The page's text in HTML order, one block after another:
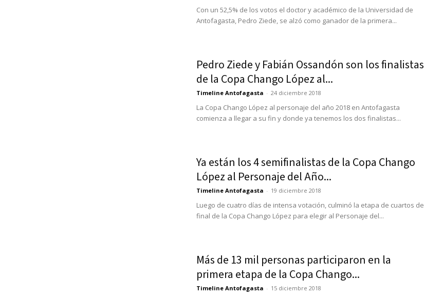
Con un 52,5% de los votos el doctor y académico de la Universidad de
Antofagasta, Pedro Ziede, se alzó como ganador de la primera...
Pedro Ziede y Fabián Ossandón son los finalistas
de la Copa Chango López al...
Timeline Antofagasta - 24 diciembre 2018
La Copa Chango López al personaje del año 2018 en Antofagasta
comienza a llegar a su fin y donde ya tenemos los dos finalistas...
Ya están los 4 semifinalistas de la Copa Chango
López al Personaje del Año...
Timeline Antofagasta - 19 diciembre 2018
Luego de cuatro días de intensa votación, culminó la etapa de cuartos de
final de la Copa Chango López para elegir al Personaje del...
Más de 13 mil personas participaron en la
primera etapa de la Copa Chango...
Timeline Antofagasta - 15 diciembre 2018